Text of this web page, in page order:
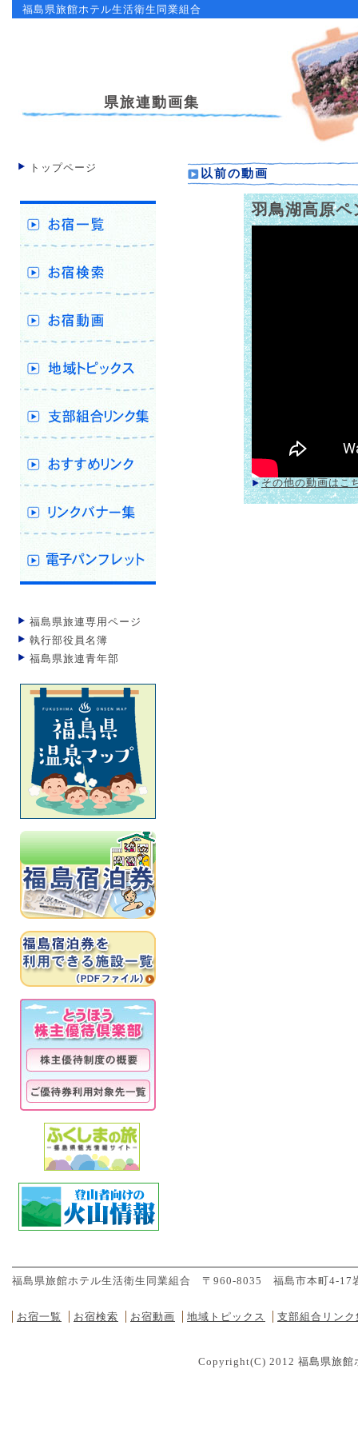
福島県旅館ホテル生活衛生同業組合
県旅連動画集
トップページ
福島県旅連専用ページ
執行部役員名簿
福島県旅連青年部
以前の動画
羽鳥湖高原ペ
その他の動画はこ
福島県旅館ホテル生活衛生同業組合 〒960-8035 福島市本町4-
お宿一覧 お宿検索 お宿動画 地域トピックス 支部組合リンク
Copyright(C) 2012 福島県旅館